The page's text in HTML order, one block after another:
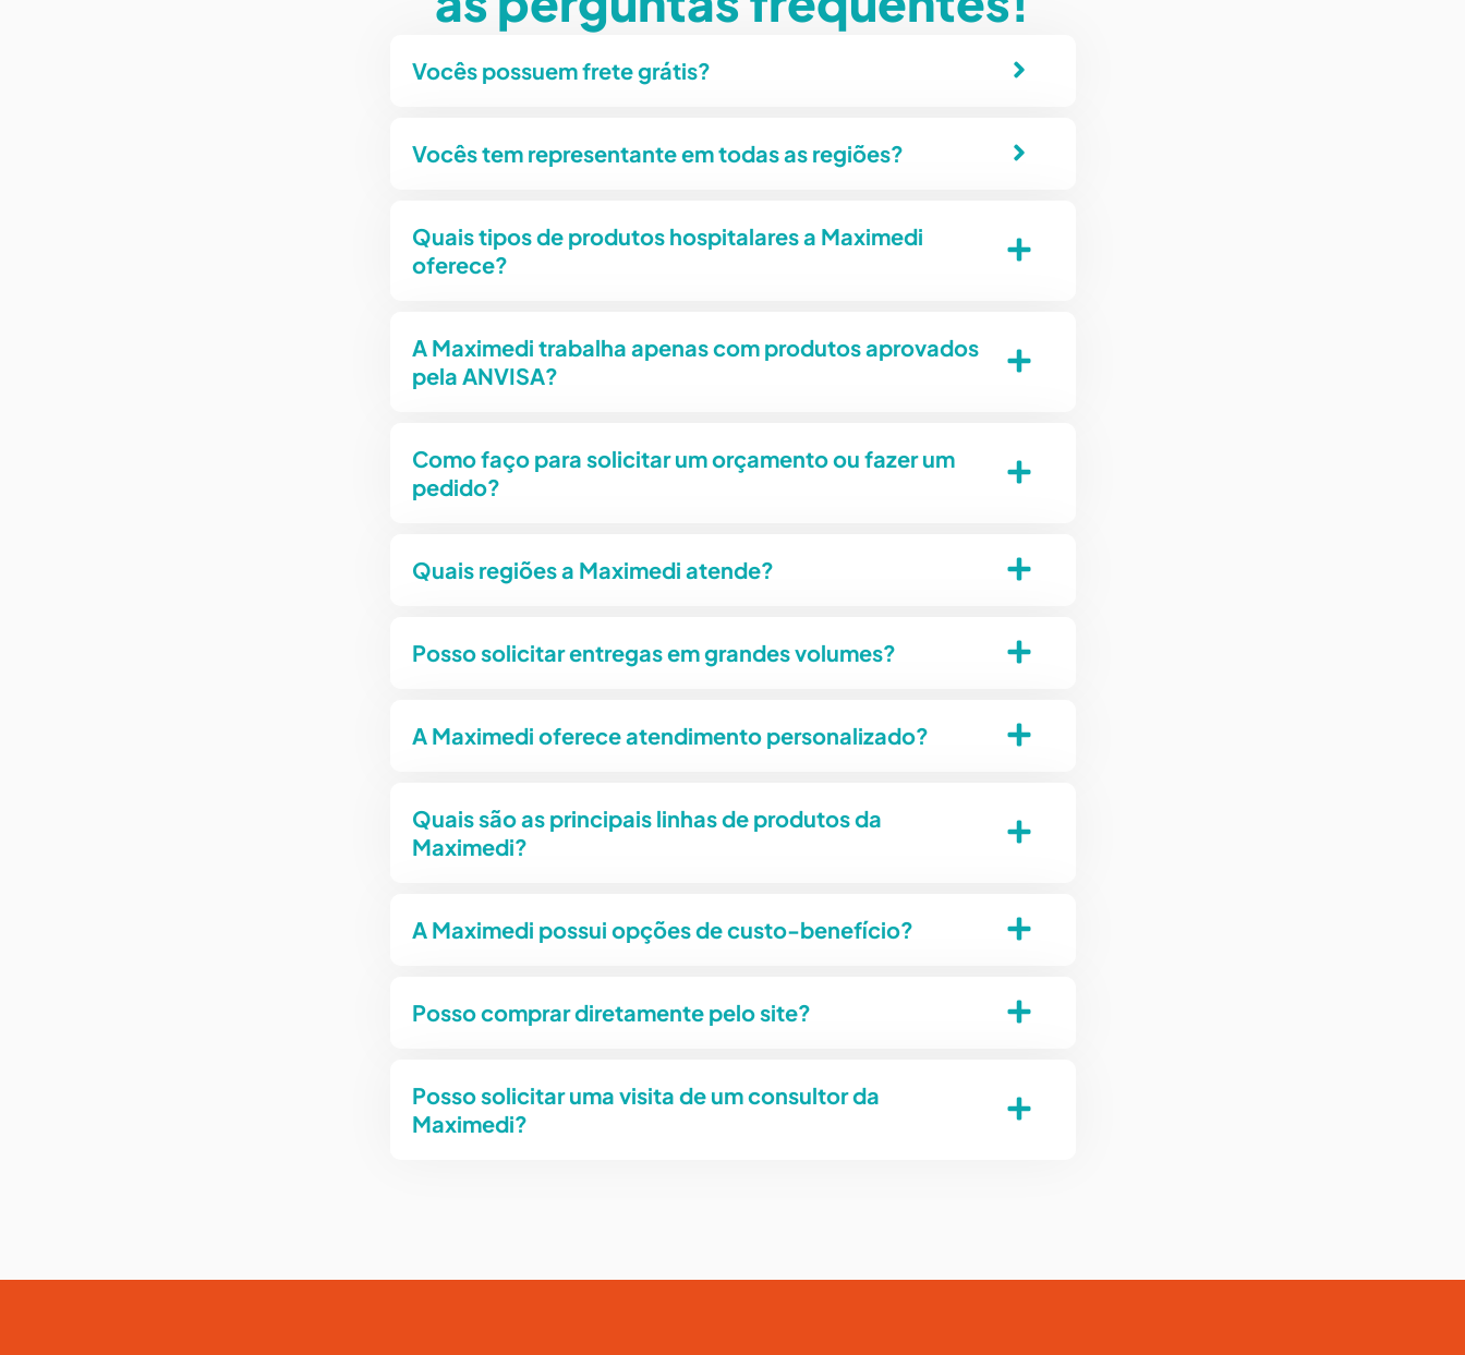
Vocês possuem frete grátis?
Vocês tem representante em todas as regiões?
Quais tipos de produtos hospitalares a Maximedi
oferece?
A Maximedi trabalha apenas com produtos aprovados
pela ANVISA?
Como faço para solicitar um orçamento ou fazer um
pedido?
Quais regiões a Maximedi atende?
Posso solicitar entregas em grandes volumes?
A Maximedi oferece atendimento personalizado?
Quais são as principais linhas de produtos da
Maximedi?
A Maximedi possui opções de custo-benefício?
Posso comprar diretamente pelo site?
Posso solicitar uma visita de um consultor da
Maximedi?